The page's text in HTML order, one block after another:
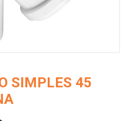
SIMPLES 45